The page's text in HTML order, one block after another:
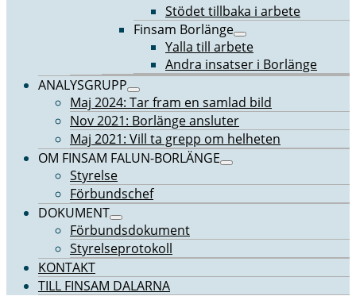
Stödet tillbaka i arbete
Finsam Borlänge
Yalla till arbete
Andra insatser i Borlänge
ANALYSGRUPP
Maj 2024: Tar fram en samlad bild
Nov 2021: Borlänge ansluter
Maj 2021: Vill ta grepp om helheten
OM FINSAM FALUN-BORLÄNGE
Styrelse
Förbundschef
DOKUMENT
Förbundsdokument
Styrelseprotokoll
KONTAKT
TILL FINSAM DALARNA